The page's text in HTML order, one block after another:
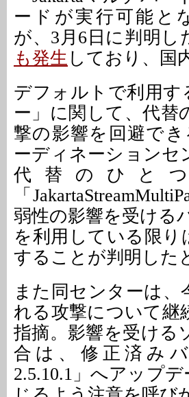
ードが実行可能と
が、3月6日に判明し
も発生 しており、国
デフォルトで利用す
ー」に関して、代替
撃の影響を回避でき
ーディネーションセ
代替のひと
「
弱性の影響を受ける
を利用している限り
することが判明した
また同センターは
れる攻撃について継
指摘。影響を受ける
合は、修正済み
2.5.10.1」へアップ